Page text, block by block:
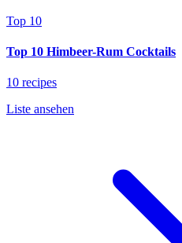
Top 10
Top 10 Himbeer-Rum Cocktails
10 recipes
Liste ansehen